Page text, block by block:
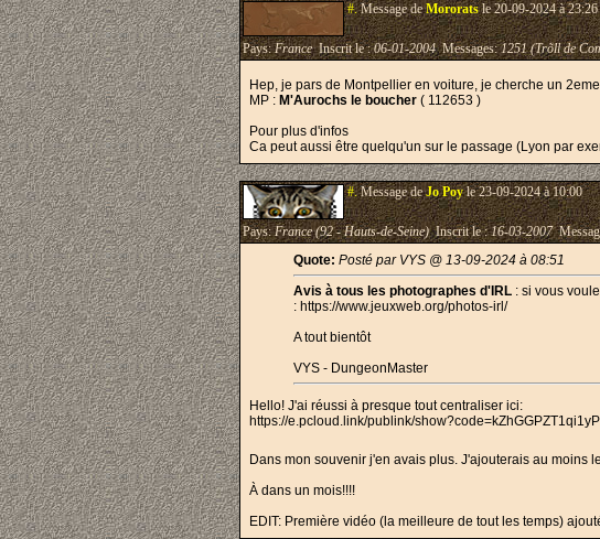
#.Message deMororatsle 20-09-2024 à 23:26
Pays:FranceInscrit le :06-01-2004Messages:1251 (Trõll de
Hep, je pars de Montpellier en voiture, je cherche un
MP : M'Aurochs le boucher ( 112653 )
Pour plus d'infos
Ca peut aussi être quelqu'un sur le passage (Lyon par
#.Message deJo Poyle 23-09-2024 à 10:00
Pays:France (92 - Hauts-de-Seine)Inscrit le :16-03-2007
Quote: Posté par VYS @ 13-09-2024 à 08:51
Avis à tous les photographes d'IRL : si vous
: https://www.jeuxweb.org/photos-irl/
A tout bientôt
VYS - DungeonMaster
Hello! J'ai réussi à presque tout centraliser ici:
https://e.pcloud.link/publink/
Dans mon souvenir j'en avais plus. J'ajouterais au moins
À dans un mois!!!!
EDIT: Première vidéo (la meilleure de tout les temps)